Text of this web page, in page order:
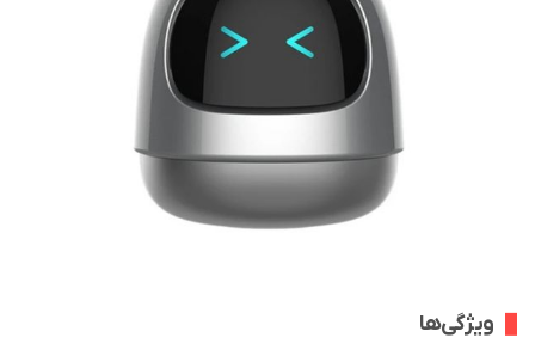
ویژگی‌ها